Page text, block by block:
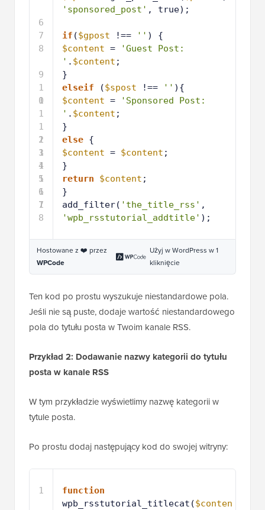
6
7
8
9
1
0
1
1
1
2
1
3
1
4
1
5
1
6
1
7
1
8
'sponsored_post' , true);
if ($gpost !== '' ) {
$content =
'Guest Post:
' . $content ;
}
elseif
($spost !== '' ){
$content =
'Sponsored Post:
' . $content ;
}
else {
$content = $content ;
}
return
$content ;
}
add_filter( 'the_title_rss'
'wpb_rsstutorial_addtitle' );
Hostowane z ❤️ przez
WPCode
Użyj w WordPress w 1
kliknięcie
Ten kod po prostu wyszukuje niestandardowe pola.
Jeśli nie są puste, dodaje wartość niestandardowego
pola do tytułu posta w Twoim kanale RSS.
Przykład 2: Dodawanie nazwy kategorii do tytułu
posta w kanale RSS
W tym przykładzie wyświetlimy nazwę kategorii w
tytule posta.
Po prostu dodaj następujący kod do swojej witryny:
1
function
wpb_rsstutorial_titlecat($conten